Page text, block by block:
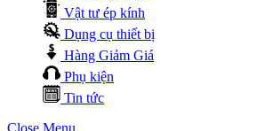
Vật tư ép kính
Dụng cụ thiết bị
Hàng Giảm Giá
Phụ kiện
Tin tức
Close Menu